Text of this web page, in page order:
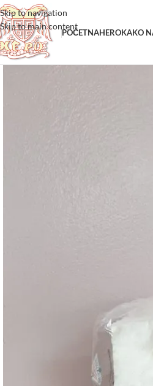
Skip to navigation
Skip to main content
POČETNAHEROKAKO